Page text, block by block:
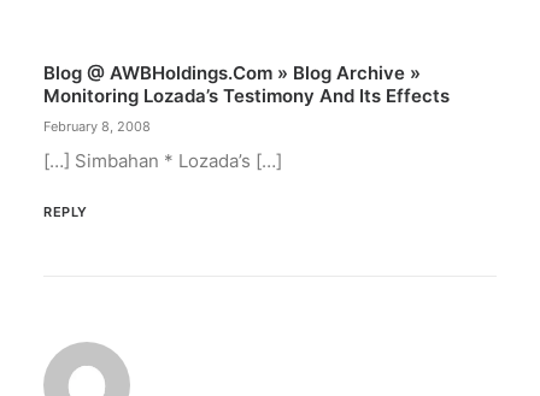
Blog @ AWBHoldings.com » Blog Archive »
Monitoring Lozada’s Testimony And Its Effects
February 8, 2008
[…] Simbahan * Lozada’s […]
REPLY